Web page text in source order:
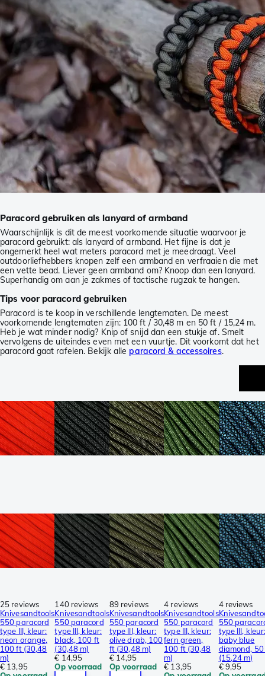
Paracord gebruiken als lanyard of armband
Waarschijnlijk is dit de meest voorkomende situatie waarvoor je
paracord gebruikt: als lanyard of armband. Het fijne is dat je
ongemerkt heel wat meters paracord met je meedraagt. Veel
outdoorliefhebbers knopen zelf een armband en verfraaien die met
een vette bead. Liever geen armband om? Knoop dan een lanyard.
Superhandig om aan je zakmes of tactische rugzak te hangen.
Tips voor paracord gebruiken
Paracord is te koop in verschillende lengtematen. De meest
voorkomende lengtematen zijn: 100 ft / 30,48 m en 50 ft / 15,24 m.
Heb je wat minder nodig? Knip of snijd dan een stukje af. Smelt
vervolgens de uiteindes even met een vuurtje. Dit voorkomt dat het
paracord gaat rafelen. Bekijk alle paracord & accessoires.
25 reviews
Knivesandtools
550 paracord
type III, kleur:
neon orange,
100 ft (30,48
m)
€ 13,95
140 reviews
Knivesandtools
550 paracord
type III, kleur:
black, 100 ft
(30,48 m)
€ 14,95
Op voorraad
89 reviews
Knivesandtools
550 paracord
type III, kleur:
olive drab, 100
ft (30,48 m)
€ 14,95
Op voorraad
4 reviews
Knivesandtools
550 paracord
type III, kleur:
fern green,
100 ft (30,48
m)
€ 13,95
4 reviews
550
type III,
baby blue
diamond,
(15,24 m)
€ 9,95